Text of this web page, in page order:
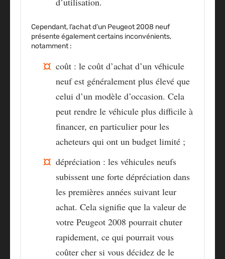
Cependant, l’achat d’un Peugeot 2008 neuf
présente également certains inconvénients,
notamment :
coût : le coût d’achat d’un véhicule
neuf est généralement plus élevé que
celui d’un modèle d’occasion. Cela
peut rendre le véhicule plus difficile à
financer, en particulier pour les
acheteurs qui ont un budget limité ;
dépréciation : les véhicules neufs
subissent une forte dépréciation dans
les premières années suivant leur
achat. Cela signifie que la valeur de
votre Peugeot 2008 pourrait chuter
rapidement, ce qui pourrait vous
coûter cher si vous décidez de le